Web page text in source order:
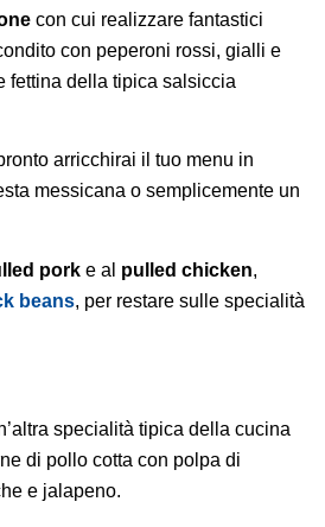
con cui realizzare fantastici
con peperoni rossi, gialli e
fettina della tipica salsiccia
arricchirai il tuo menu in
messicana o semplicemente un
pork e al pulled chicken,
beans, per restare sulle specialità
specialità tipica della cucina
di pollo cotta con polpa di
e jalapeno.